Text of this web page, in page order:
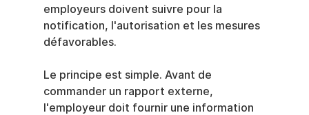
employeurs doivent suivre pour la
notification, l'autorisation et les mesures
défavorables.
Le principe est simple. Avant de
commander un rapport externe,
l'employeur doit fournir une information